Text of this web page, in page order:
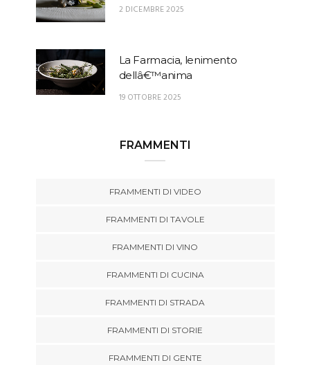
2 DICEMBRE 2025
La Farmacia, lenimento
dellâ€™anima
19 OTTOBRE 2025
FRAMMENTI
FRAMMENTI DI VIDEO
FRAMMENTI DI TAVOLE
FRAMMENTI DI VINO
FRAMMENTI DI CUCINA
FRAMMENTI DI STRADA
FRAMMENTI DI STORIE
FRAMMENTI DI GENTE